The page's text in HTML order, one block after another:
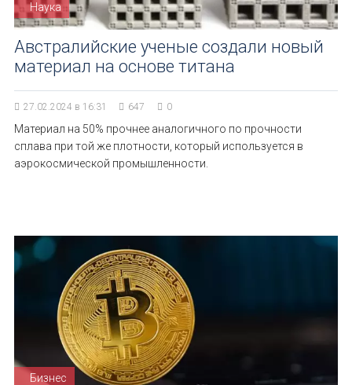
Наука
Австралийские ученые создали новый
материал на основе титана
27.02.2024 в 16:31 647 0
Материал на 50% прочнее аналогичного по прочности
сплава при той же плотности, который используется в
аэрокосмической промышленности.
Бизнес